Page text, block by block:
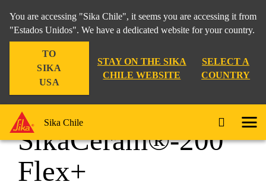
You are accessing "Sika Chile", it seems you are accessing it from
"Estados Unidos". We have a dedicated website for your country.
TO
SIKA
USA
STAY ON THE SIKA
CHILE WEBSITE
SELECT A
COUNTRY
Sika Chile
Construcción SikaCeram®-200 Flex+
SikaCeram®-200
Flex+